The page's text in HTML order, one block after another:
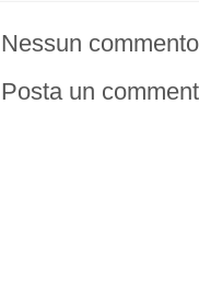
Nessun
Posta un